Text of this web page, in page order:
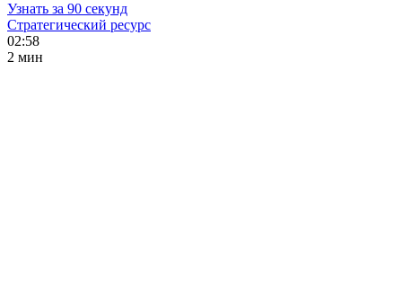
Узнать за 90 секунд
Стратегический ресурс
02:58
2 мин